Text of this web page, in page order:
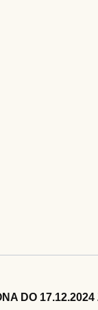
DO